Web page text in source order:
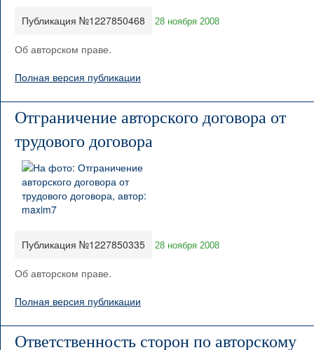
Публикация №1227850468 28 ноября 2008
Об авторском праве.
Полная версия публикации
Отграничение авторского договора от
трудового договора
Публикация №1227850335 28 ноября 2008
Об авторском праве.
Полная версия публикации
Ответственность сторон по авторскому